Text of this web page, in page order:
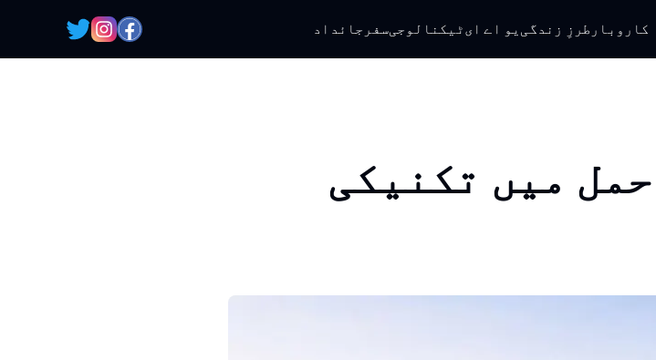
کاروبار طرزِ زندگی یو اے ایٹیکنالوجیسفر جائداد
میں تکنیکی